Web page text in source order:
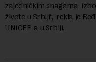
zajedničkim snagama
živote u Srbiji“, rekla je
UNICEF-a u Srbiji.